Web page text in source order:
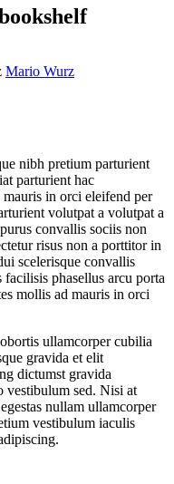
Mario Wurz
nibh pretium parturient
parturient hac
in orci eleifend per
volutpat a volutpat a
convallis sociis non
risus non a porttitor in
scelerisque convallis
phasellus arcu porta
mollis ad mauris in orci
ullamcorper cubilia
gravida et elit
dictumst gravida
vestibulum sed. Nisi at
nullam ullamcorper
vestibulum iaculis